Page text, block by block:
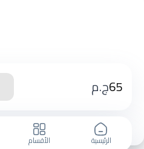
65ج.م
الرئيسية الأقسام